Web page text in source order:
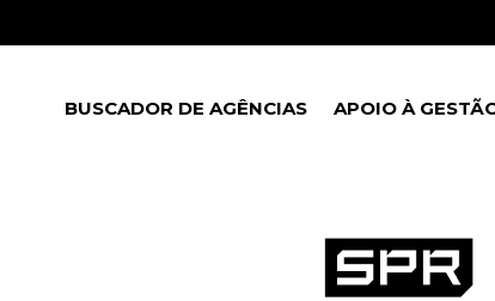
BUSCADOR DE AGÊNCIAS APOIO À